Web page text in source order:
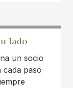
Tamara
lado
un socio
cada paso